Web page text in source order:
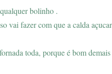
bolinho .
vai fazer com que a calda
toda, porque é bom